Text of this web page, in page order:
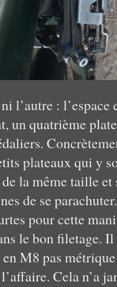
l’autre :
un quatrième
plateaux qui y
la même taille et
de se
pour cette
le bon filetage. Il
M8 pas
Cela n’a